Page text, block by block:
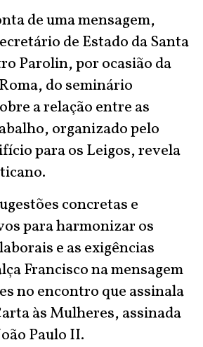
de uma mensagem,
de Estado da Santa
Parolin, por ocasião da
do seminário
a relação entre as
organizado pelo
para os Leigos, revela
concretas e
para harmonizar os
e as exigências
Francisco na mensagem
no encontro que assinala
às Mulheres, assinada
Paulo II.